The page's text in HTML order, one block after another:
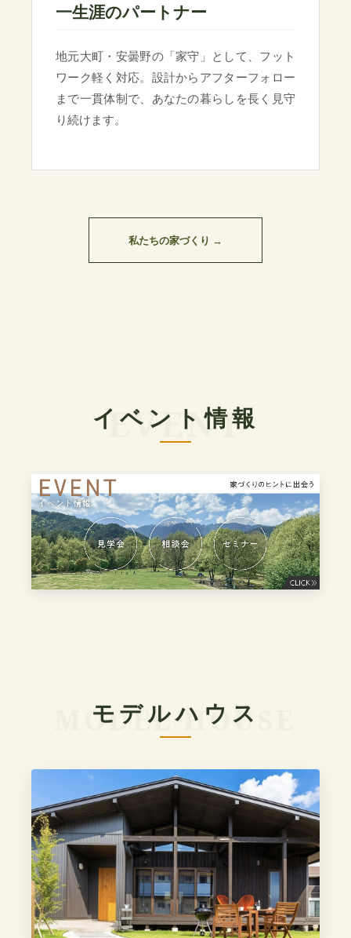
一生涯のパートナー
地元大町・安曇野の「家守」として、フット
ワーク軽く対応。設計からアフターフォロー
まで一貫体制で、あなたの暮らしを長く見守
り続けます。
私たちの家づくり →
イベント情報
モデルハウス